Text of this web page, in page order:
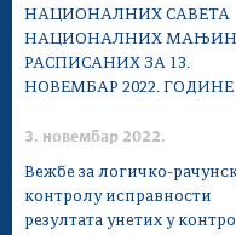
НАЦИОНАЛНИХ САВЕТА
НАЦИОНАЛНИХ
РАСПИСАНИХ ЗА 13.
НОВЕМБАР 2022. ГОДИНЕ
3. новембар 2022.
Вежбе за логичко-
контролу исправности
резултата унетих у